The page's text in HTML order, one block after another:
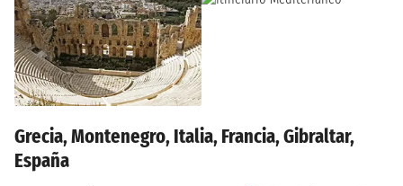
Grecia, Montenegro, Italia, Francia, Gibraltar,
España